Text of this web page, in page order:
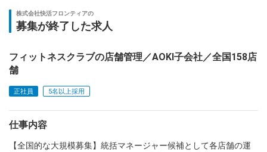
イベント
専門サイト
対応時間：10:00～22:00(日曜・年末年始を除く)
自動案内は24時間365日対応
転職の「モヤモヤ」、一人で悩まず
気軽に相談してみませんか？
株式会社快活フロンティアの
募集が終了した求人
フィットネスクラブの店舗管理／AOKI子会社／全国158店
舗
正社員 5名以上採用
仕事内容
【全国的な大規模募集】統括マネージャー候補として各店舗の運